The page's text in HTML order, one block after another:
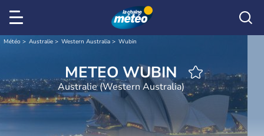
Météo Australie Western Australia Wubin
METEO WUBIN
Australie (Western Australia)